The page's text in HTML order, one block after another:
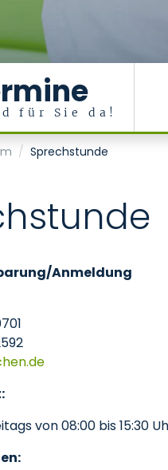
für Sie da!
und Geburtsmedizin
Sprechstunde
Anmeldung
de
von 08:00 bis 15:30